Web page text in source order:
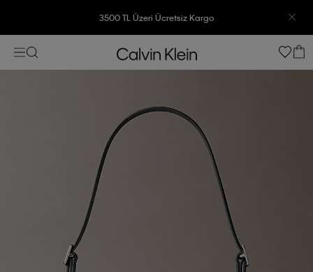
3500 TL Üzeri Ücretsiz Kargo
7500 TL Ve Üzeri Alışverişlerinizde 6 Taksit İmkanı